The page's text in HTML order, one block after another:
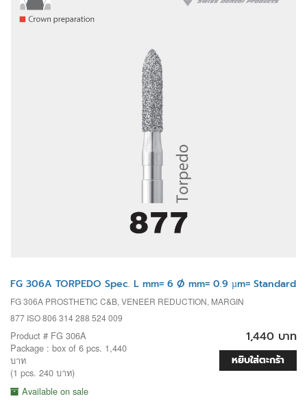
FG 306A TORPEDO Spec. L mm= 6 Ø mm= 0.9 µm= Standard
FG 306A PROSTHETIC C&B, VENEER REDUCTION, MARGIN
877 ISO 806 314 288 524 009
Product # FG 306A
Package : box of 6 pcs. 1,440
บาท
(1 pcs. 240 บาท)
Available on sale
1,440 บาท
หยิบใส่ตะกร้า